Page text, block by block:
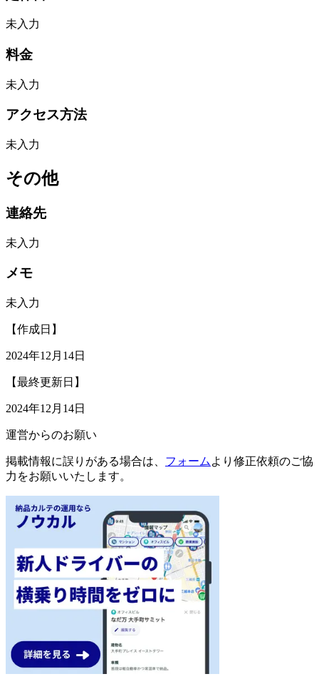
未入力
料金
未入力
アクセス方法
未入力
その他
連絡先
未入力
メモ
未入力
【作成日】
2024年12月14日
【最終更新日】
2024年12月14日
運営からのお願い
掲載情報に誤りがある場合は、 フォーム より修正依頼のご協
力をお願いいたします。